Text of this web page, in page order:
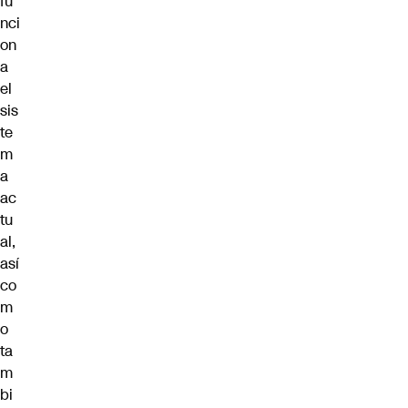
nci
on
a
el
sis
te
m
a
ac
tu
al,
así
co
m
o
ta
m
bi